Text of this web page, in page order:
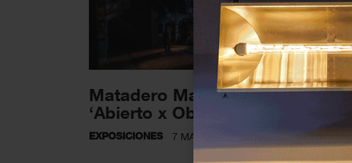
Matadero Madrid recupera
‘Abierto x Obras’
EXPOSICIONES 7 MARZO 2025